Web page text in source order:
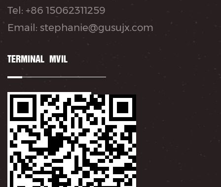
Tel: +86 15062311259
Email: stephanie@gusujx.com
TERMINAL MÓVIL